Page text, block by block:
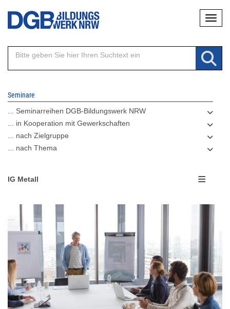
Direkt
Inhalt
Seminare
... Seminarreihen DGB-Bildungswerk NRW
... in Kooperation mit Gewerkschaften
... nach Zielgruppe
... nach Thema
IG Metall